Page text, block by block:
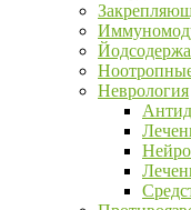
Неврология